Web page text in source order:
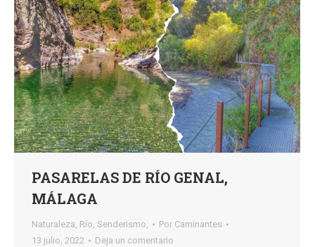
PASARELAS DE RÍO GENAL,
MÁLAGA
Naturaleza, Río, Senderismo, Por Caminantes
13 julio, 2022
Deja un comentario